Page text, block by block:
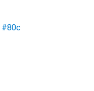
#80c